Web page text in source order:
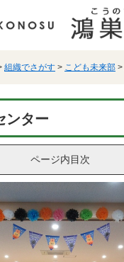
組織でさがす > こども未来部 >
ンター
ページ内目次